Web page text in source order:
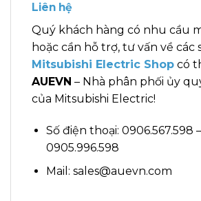
Liên hệ
Quý khách hàng có nhu cầu
hoặc cần hỗ trợ, tư vấn về các
Mitsubishi Electric Shop có
AUEVN – Nhà phân phối ủy
của Mitsubishi Electric!
Số điện thoại: 0906.567.598 –
0905.996.598
Mail: sales@auevn.com